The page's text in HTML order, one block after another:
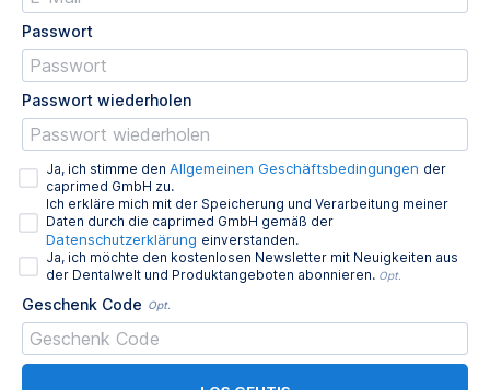
Passwort
Passwort wiederholen
Ja, ich stimme den Allgemeinen Geschäftsbedingungen der
caprimed GmbH zu.
Ich erkläre mich mit der Speicherung und Verarbeitung meiner
Daten durch die caprimed GmbH gemäß der
Datenschutzerklärung einverstanden.
Ja, ich möchte den kostenlosen Newsletter mit Neuigkeiten aus
der Dentalwelt und Produktangeboten abonnieren. Opt.
Geschenk Code Opt.